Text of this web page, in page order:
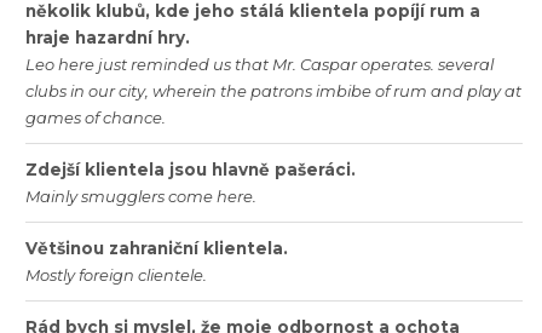
několik klubů, kde jeho stálá klientela popíjí rum a
hraje hazardní hry.
Leoherejustreminded usthat Mr. Casparoperates. several
clubsin ourcity, wherein thepatronsimbibeofrum andplayat
gamesofchance.
Zdejší klientela jsou hlavně pašeráci.
Mainlysmugglerscomehere.
Většinou zahraniční klientela.
Mostlyforeign clientele.
Rád bych si myslel , že moje odbornost a ochota